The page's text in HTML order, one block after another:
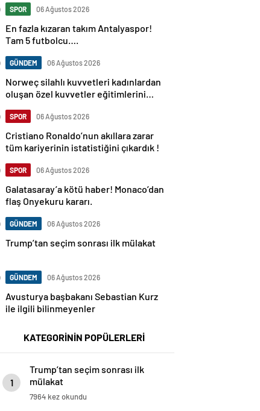
SPOR 06 Ağustos 2026
En fazla kızaran takım Antalyaspor!
Tam 5 futbolcu….
GÜNDEM 06 Ağustos 2026
Norweç silahlı kuvvetleri kadınlardan
oluşan özel kuvvetler eğitimlerini
SPOR 06 Ağustos 2026
Cristiano Ronaldo’nun akıllara zarar
tüm kariyerinin istatistiğini çıkardık !
SPOR 06 Ağustos 2026
Galatasaray’a kötü haber! Monaco’dan
flaş Onyekuru kararı.
GÜNDEM 06 Ağustos 2026
Trump’tan seçim sonrası ilk mülakat
GÜNDEM 06 Ağustos 2026
Avusturya başbakanı Sebastian Kurz
ile ilgili bilinmeyenler
KATEGORİNİN POPÜLERLERİ
1
Trump’tan seçim sonrası ilk
mülakat
7964 kez okundu